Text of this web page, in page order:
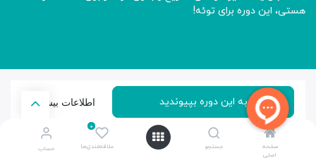
صفحه
اصلی
جستجو
0
علاقه‌مندی‌ها حساب
هستی، این دوره برای توئه!
به این دوره بپیوندید اطلاعات بیشتر
دوره